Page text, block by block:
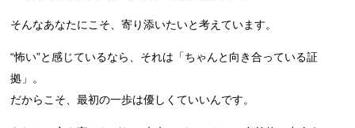
そんなあなたにこそ、寄り添いたいと考えています。
“怖い”と感じているなら、それは「ちゃんと向き合っている証
拠」。
だからこそ、最初の一歩は優しくていいんです。